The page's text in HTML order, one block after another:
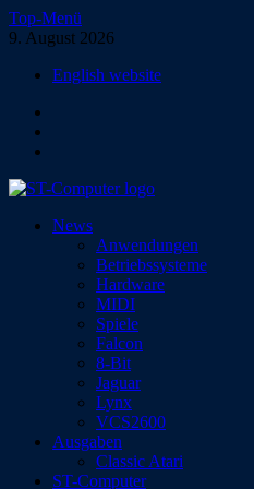
Zum
Inhalt
Top-Menü
9. August 2026
English website
ST-Computer
Das Magazin für Atari-Computer
News
Anwendungen
Betriebssysteme
Hardware
MIDI
Spiele
Falcon
8-Bit
Jaguar
Lynx
VCS2600
Ausgaben
Classic Atari
ST-Computer